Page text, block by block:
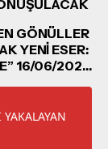
YENİ ESER:
16/06/2026